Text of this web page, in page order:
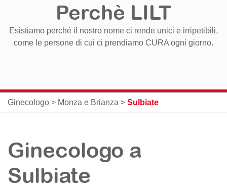
Perchè LILT
Esistiamo perché il nostro nome ci rende unici e irripetibili,
come le persone di cui ci prendiamo CURA ogni giorno.
Ginecologo > Monza e Brianza > Sulbiate
Ginecologo a
Sulbiate